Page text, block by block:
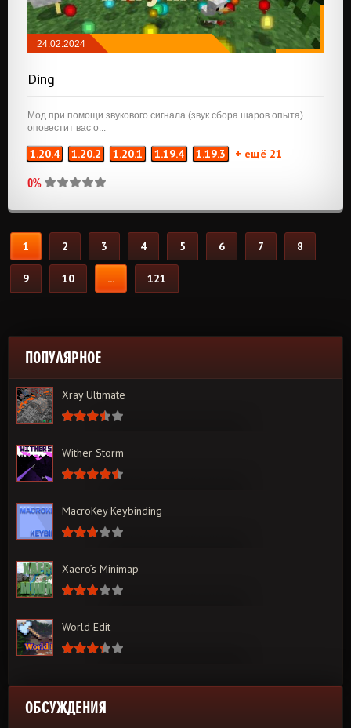
24.02.2024
Ding
Мод при помощи звукового сигнала (звук сбора шаров опыта)
оповестит вас о...
1.20.4 1.20.2 1.20.1 1.19.4 1.19.3 + ещё 21
0%
1 2 3 4 5 6 7 8
9 10 ... 121
ПОПУЛЯРНОЕ
Xray Ultimate
Wither Storm
MacroKey Keybinding
Xaero’s Minimap
World Edit
ОБСУЖДЕНИЯ